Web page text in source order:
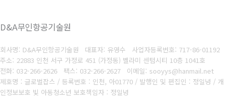
D&A무인항공기술원
회사명: D&A무인항공기술원 대표자: 유영수 사업자등록번호: 717-86-01192
주소: 22883 인천 서구 가정로 451 (가정동) 벨라미 센텀시티 10층 1041호
전화: 032-266-2626
팩스: 032-266-2627
이메일: sooyys@hanmail.net
제호명 : 글로벌잡스 / 등록번호 : 인천, 아01770 / 발행인 및 편집인 : 정일녕 / 개
인정보보호 빛 아동청소년 보호책임자 : 정일녕